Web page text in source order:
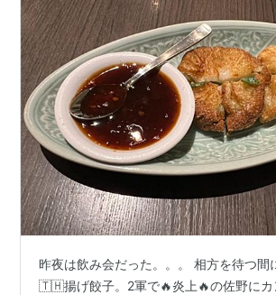
昨夜は飲み会だった。。。 相方を待つ間
🇹🇭揚げ餃子。2軍で🔥炎上🔥の佐野にカ